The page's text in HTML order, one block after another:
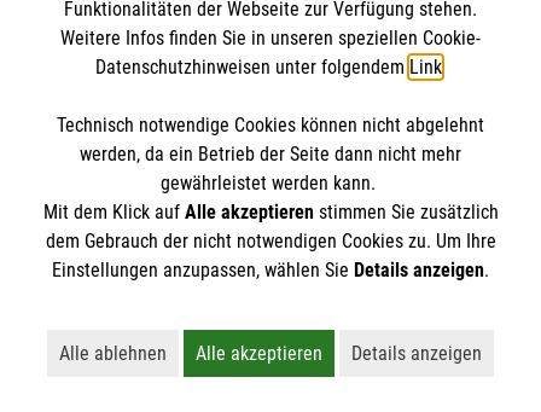
Newsletter abonnieren
Cookies verwalten Impressum | Datenschutz
Funktionalitäten der Webseite zur Verfügung stehen.
Weitere Infos finden Sie in unseren speziellen Cookie-
Datenschutzhinweisen unter folgendem Link.
Technisch notwendige Cookies können nicht abgelehnt
werden, da ein Betrieb der Seite dann nicht mehr
gewährleistet werden kann.
Mit dem Klick auf Alle akzeptierenstimmen Sie zusätzlich
dem Gebrauch der nicht notwendigen Cookies zu. Um Ihre
Einstellungen anzupassen, wählen Sie Details anzeigen.
Alle ablehnen
Lehnt alle nicht-essentiellen Cookies ab
Alle akzeptieren
Akzeptiert alle Cookies
Details anzeigen